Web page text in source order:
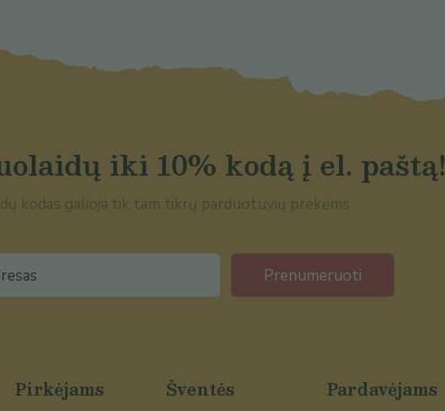
iki 10% kodą į el. paštą!
kodas galioja tik tam tikrų parduotuvių prekėms
Prenumeruoti
Pirkėjams Šventės Pardavėjams